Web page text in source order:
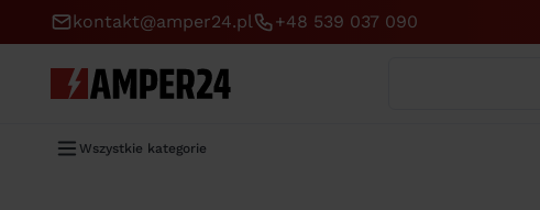
kontakt@amper24.pl +48 539 037 090
Wszystkie kategorie